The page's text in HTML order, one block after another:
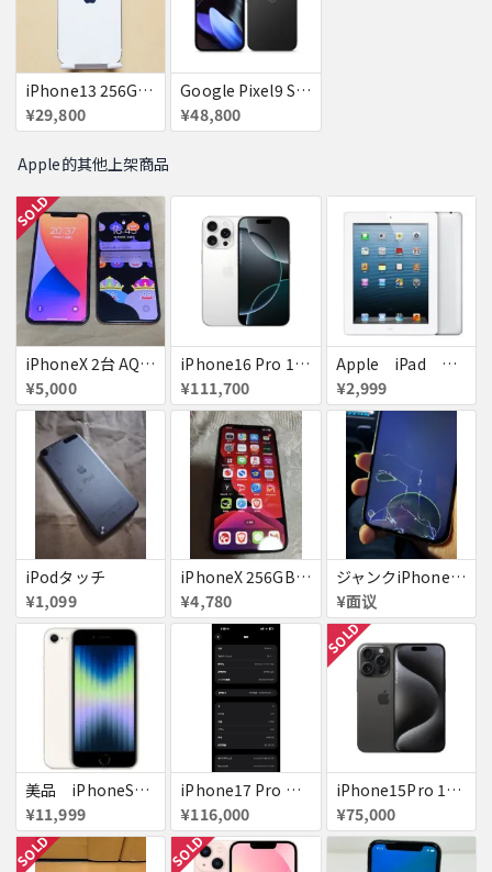
iPhone13 256GB スターライト docomo 赤ロム 送料無料
¥29,800
Google Pixel9 SoftBank Obsidian SIMフリー 送料無料
¥48,800
Apple的其他上架商品
SOLD
iPhoneX 2台 AQUOSsense5g ジャンク品
¥5,000
iPhone16 Pro 128GB ホワイトチタニウム docomo 送料無料
¥111,700
Apple iPad ミニ
¥2,999
iPodタッチ
¥1,099
iPhoneX 256GB ▲softbank ジャンク スペースグレイ A1902 送料無料
¥4,780
ジャンクiPhone13ProMax 128GB ドコモ
¥面议
美品 iPhoneSE２ ｉＯＳ１８
¥11,999
iPhone17 Pro Max 256GB 画面割れ
¥116,000
SOLD
iPhone15Pro 128GB ブラックチタニウム au
¥75,000
SOLD SOLD